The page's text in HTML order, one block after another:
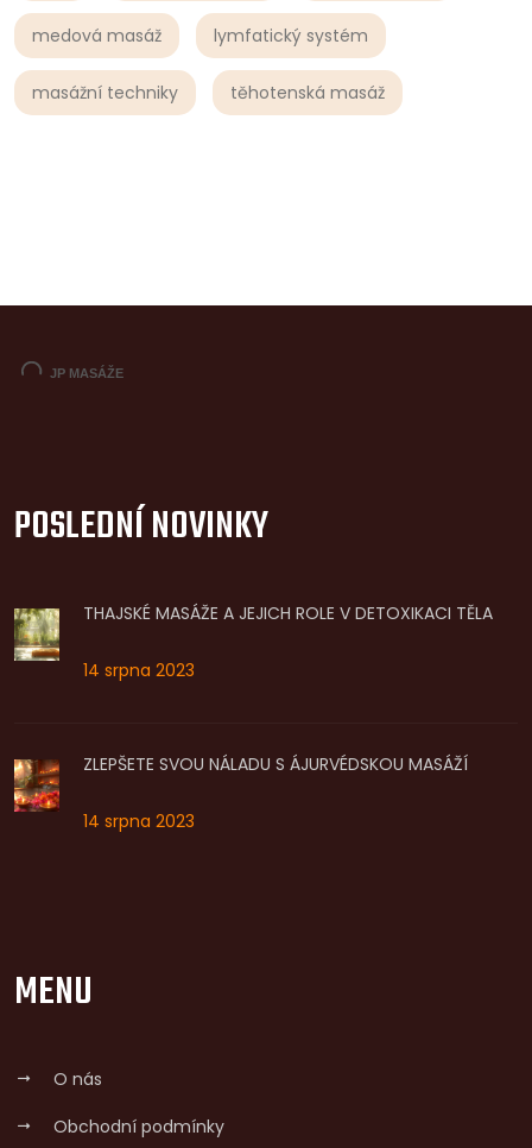
medová masáž lymfatický systém
masážní techniky těhotenská masáž
POSLEDNÍ NOVINKY
THAJSKÉ MASÁŽE A JEJICH ROLE V DETOXIKACI TĚLA
14 srpna 2023
ZLEPŠETE SVOU NÁLADU S ÁJURVÉDSKOU MASÁŽÍ
14 srpna 2023
MENU
O nás
Obchodní podmínky